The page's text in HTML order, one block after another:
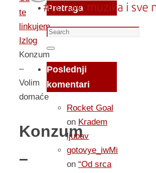
te
linkujem...
Izlog
Konzum
–
Volim
domaće
Konzum
–
Pretraga
Search
for:
Search
Poslednji
komentari
Rocket Goal
on Kradem
ljubav
gotovye_iwMi
on “Od srca